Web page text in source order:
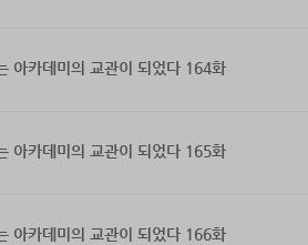
아카데미의 교관이 되었다 164화
아카데미의 교관이 되었다 165화
아카데미의 교관이 되었다 166화